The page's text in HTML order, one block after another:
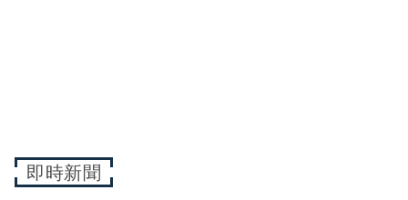
即時新聞